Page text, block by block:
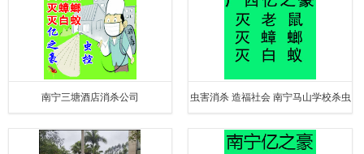
南宁三塘酒店消杀公司 虫害消杀 造福社会 南宁马山学校杀虫
公司